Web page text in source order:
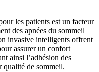
les patients est un facteur
des apnées du sommeil
invasive intelligents offrent
assurer un confort
ainsi l’adhésion des
qualité de sommeil.